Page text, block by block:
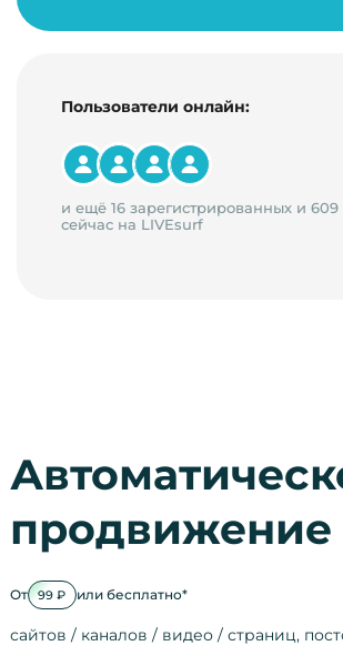
Пользователи онлайн:
и ещё 16 зарегистрированных и 609
сейчас на LIVEsurf
продвижение
От 99 ₽ или бесплатно*
сайтов / каналов / видео / страниц,